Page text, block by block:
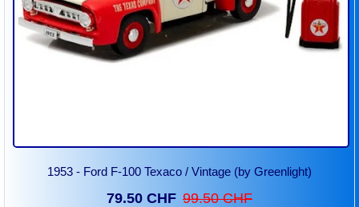
1953 - Ford F-100 Texaco / Vintage (by Greenlight)
79.50 CHF 99.50 CHF